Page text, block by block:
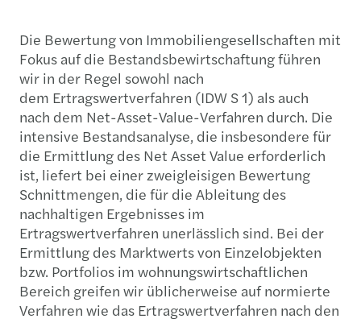
Die Bewertung von Immobiliengesellschaften mit
Fokus auf die Bestandsbewirtschaftung führen
wir in der Regel sowohl nach
dem Ertragswertverfahren (IDW S 1) als auch
nach dem Net-Asset-Value-Verfahren durch. Die
intensive Bestandsanalyse, die insbesondere für
die Ermittlung des Net Asset Value erforderlich
ist, liefert bei einer zweigleisigen Bewertung
Schnittmengen, die für die Ableitung des
nachhaltigen Ergebnisses im
Ertragswertverfahren unerlässlich sind. Bei der
Ermittlung des Marktwerts von Einzelobjekten
bzw. Portfolios im wohnungswirtschaftlichen
Bereich greifen wir üblicherweise auf normierte
Verfahren wie das Ertragswertverfahren nach den